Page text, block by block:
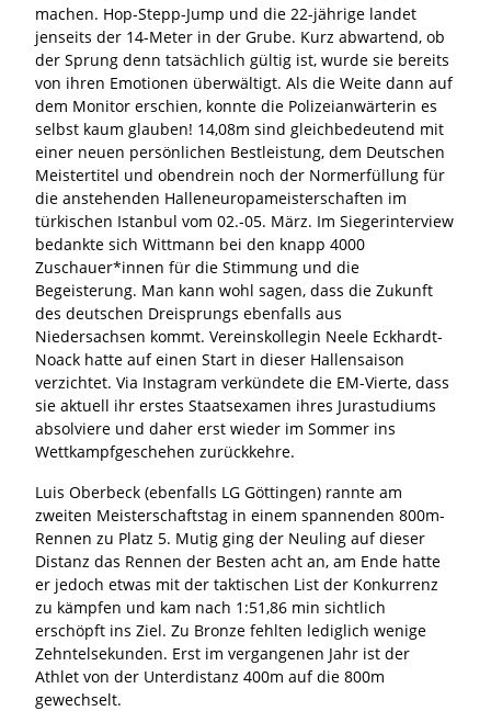
machen. Hop-Stepp-Jump und die 22-jährige landet
jenseits der 14-Meter in der Grube. Kurz abwartend, ob
der Sprung denn tatsächlich gültig ist, wurde sie bereits
von ihren Emotionen überwältigt. Als die Weite dann auf
dem Monitor erschien, konnte die Polizeianwärterin es
selbst kaum glauben! 14,08m sind gleichbedeutend mit
einer neuen persönlichen Bestleistung, dem Deutschen
Meistertitel und obendrein noch der Normerfüllung für
die anstehenden Halleneuropameisterschaften im
türkischen Istanbul vom 02.-05. März. Im Siegerinterview
bedankte sich Wittmann bei den knapp 4000
Zuschauer*innen für die Stimmung und die
Begeisterung. Man kann wohl sagen, dass die Zukunft
des deutschen Dreisprungs ebenfalls aus
Niedersachsen kommt. Vereinskollegin Neele Eckhardt-
Noack hatte auf einen Start in dieser Hallensaison
verzichtet. Via Instagram verkündete die EM-Vierte, dass
sie aktuell ihr erstes Staatsexamen ihres Jurastudiums
absolviere und daher erst wieder im Sommer ins
Wettkampfgeschehen zurückkehre.
Luis Oberbeck (ebenfalls LG Göttingen) rannte am
zweiten Meisterschaftstag in einem spannenden 800m-
Rennen zu Platz 5. Mutig ging der Neuling auf dieser
Distanz das Rennen der Besten acht an, am Ende hatte
er jedoch etwas mit der taktischen List der Konkurrenz
zu kämpfen und kam nach 1:51,86 min sichtlich
erschöpft ins Ziel. Zu Bronze fehlten lediglich wenige
Zehntelsekunden. Erst im vergangenen Jahr ist der
Athlet von der Unterdistanz 400m auf die 800m
gewechselt.